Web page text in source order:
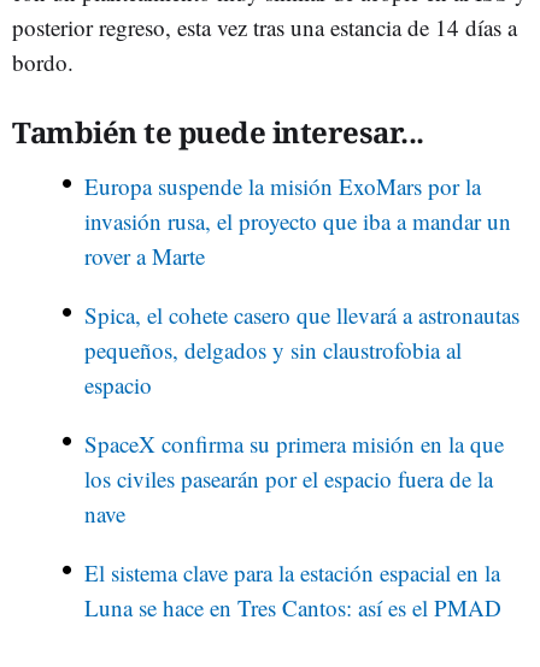
posterior regreso, esta vez tras una estancia de 14 días a
bordo.
También te puede interesar...
Europa suspende la misión ExoMars por la
invasión rusa, el proyecto que iba a mandar un
rover a Marte
Spica, el cohete casero que llevará a astronautas
pequeños, delgados y sin claustrofobia al
espacio
SpaceX confirma su primera misión en la que
los civiles pasearán por el espacio fuera de la
nave
El sistema clave para la estación espacial en la
Luna se hace en Tres Cantos: así es el PMAD